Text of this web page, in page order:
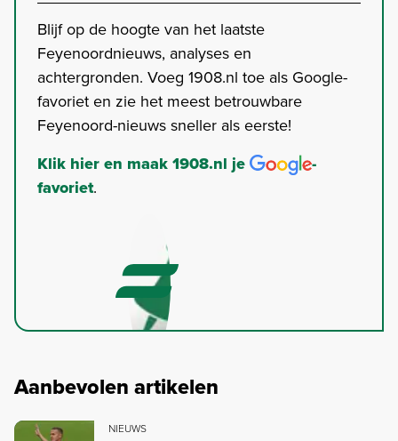
Blijf op de hoogte van het laatste
Feyenoordnieuws, analyses en
achtergronden. Voeg 1908.nl toe als Google-
favoriet en zie het meest betrouwbare
Feyenoord-nieuws sneller als eerste!
Klik hier en maak 1908.nl je
-
favoriet.
Aanbevolen artikelen
NIEUWS